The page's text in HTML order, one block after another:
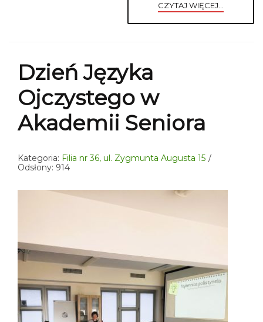
CZYTAJ WIĘCEJ...
Dzień Języka
Ojczystego w
Akademii Seniora
Kategoria: Filia nr 36, ul. Zygmunta Augusta 15
Odsłony: 914